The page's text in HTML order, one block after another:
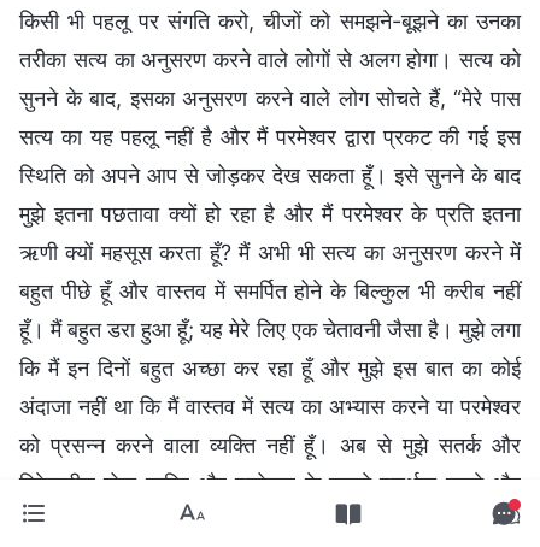
किसी भी पहलू पर संगति करो, चीजों को समझने-बूझने का उनका
तरीका सत्य का अनुसरण करने वाले लोगों से अलग होगा। सत्य को
सुनने के बाद, इसका अनुसरण करने वाले लोग सोचते हैं, “मेरे पास
सत्य का यह पहलू नहीं है और मैं परमेश्वर द्वारा प्रकट की गई इस
स्थिति को अपने आप से जोड़कर देख सकता हूँ। इसे सुनने के बाद
मुझे इतना पछतावा क्यों हो रहा है और मैं परमेश्वर के प्रति इतना
ऋणी क्यों महसूस करता हूँ? मैं अभी भी सत्य का अनुसरण करने में
बहुत पीछे हूँ और वास्तव में समर्पित होने के बिल्कुल भी करीब नहीं
हूँ। मैं बहुत डरा हुआ हूँ; यह मेरे लिए एक चेतावनी जैसा है। मुझे लगा
कि मैं इन दिनों बहुत अच्छा कर रहा हूँ और मुझे इस बात का कोई
अंदाजा नहीं था कि मैं वास्तव में सत्य का अभ्यास करने या परमेश्वर
को प्रसन्न करने वाला व्यक्ति नहीं हूँ। अब से मुझे सतर्क और
विवेकशील होना चाहिए और परमेश्वर के सामने प्रार्थना करने और
उससे मार्गदर्शन और रोशनी पाने के लिए विनती करने पर ध्यान देना